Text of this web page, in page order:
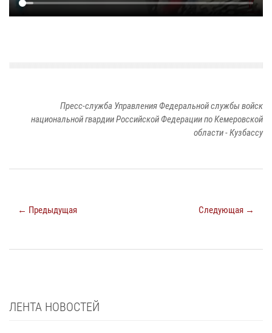
Пресс-служба Управления Федеральной службы войск
национальной гвардии Российской Федерации по Кемеровской
области - Кузбассу
← Предыдущая Следующая →
ЛЕНТА НОВОСТЕЙ